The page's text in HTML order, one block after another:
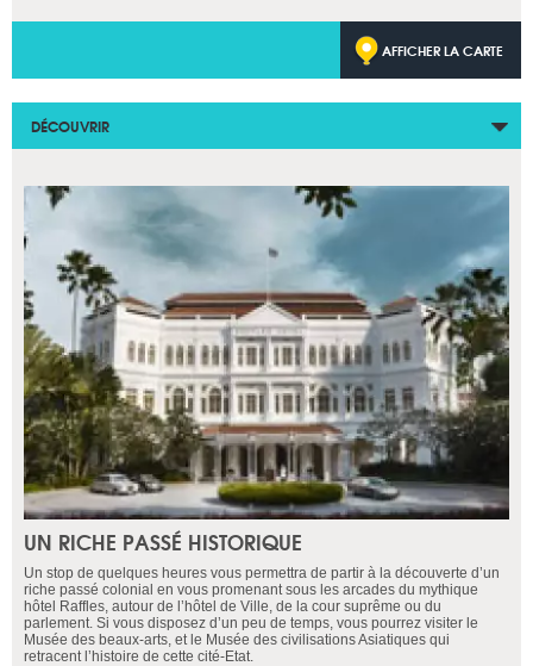
AFFICHER LA CARTE
DÉCOUVRIR
UN RICHE PASSÉ HISTORIQUE
Un stop de quelques heures vous permettra de partir à la découverte d’un
riche passé colonial en vous promenant sous les arcades du mythique
hôtel Raffles, autour de l’hôtel de Ville, de la cour suprême ou du
parlement. Si vous disposez d’un peu de temps, vous pourrez visiter le
Musée des beaux-arts, et le Musée des civilisations Asiatiques qui
retracent l’histoire de cette cité-Etat.